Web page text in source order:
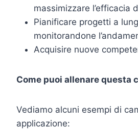
massimizzare l’efficacia
Pianificare progetti a
monitorandone
Acquisire nuove
Come puoi allenare questa
Vediamo alcuni esempi di
applicazione: